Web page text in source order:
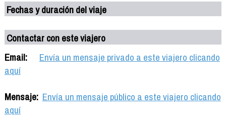
Fechas y duración del viaje
Contactar con este viajero
Email:
Envía un mensaje privado a este viajero clicando
aquí
Mensaje: Envía un mensaje público a este viajero clicando
aquí